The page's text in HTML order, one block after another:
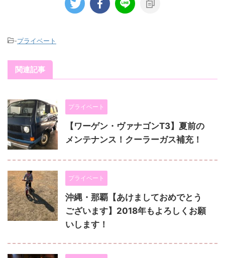
-プライベート
関連記事
プライベート
【ワーゲン・ヴァナゴンT3】夏前の
メンテナンス！クーラーガス補充！
プライベート
沖縄・那覇【あけましておめでとう
ございます】2018年もよろしくお願
いします！